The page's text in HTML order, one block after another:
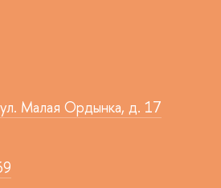
Малая Ордынка, д. 17